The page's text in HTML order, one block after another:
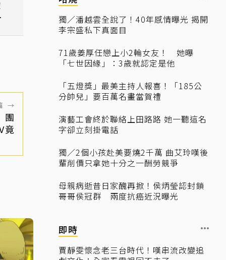
→
竟
獨／潘越雲全說了！40年感情曝光 揭開
李宗盛私下真面目
71歲姜厚任戀上小2輪女友！ 她曝
「七世因緣」：3歲就認定是他
「五燈獎」最美主持人報喜！「185公
分帥兒」要百萬名畫當賀禮
演藝工會終於聯絡上田路路 她一聽這名
字卻立刻掛電話
獨／2個小孩赴美要燒2千萬 曲艾玲嘆後
輩削價只拿她十分之一酬勞競爭
母親病逝昔日家醜再掀！侯炳瑩認封鎖
哥哥侯冠群 兩度抗癌近況曝光
即時
賈靜雯懷念老三台時代！嘆串流改變追